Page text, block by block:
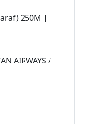
250M |
AIRWAYS /